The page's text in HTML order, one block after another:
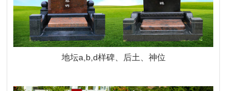
地坛a,b,d样碑、后土、神位